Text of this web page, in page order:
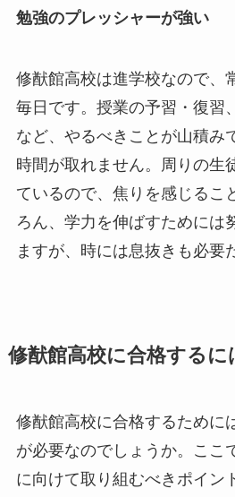
勉強のプレッシャーが強い
修猷館高校は進学校なので、
毎日です。授業の予習・復習
など、やるべきことが山積み
時間が取れません。周りの生
ているので、焦りを感じるこ
ろん、学力を伸ばすためには
ますが、時には息抜きも必要
修猷館高校に合格するに
修猷館高校に合格するために
が必要なのでしょうか。ここ
に向けて取り組むべきポイン